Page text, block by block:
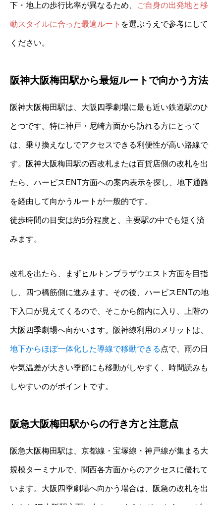
下・地上の歩行比率が異なるため、 ご自身の出発地と移
動スタイルに合った最適ルート を選ぶうえで参考にして
ください。
阪神大阪梅田駅から最短ルートで向かう方法
阪神大阪梅田駅は、大阪四季劇場に最も近い鉄道駅のひ
とつです。特に神戸・尼崎方面から訪れる方にとって
は、乗り換えなしでアクセスできる利便性が高い路線で
す。阪神大阪梅田駅の西改札または百貨店側の改札を出
たら、ハービスENT方面への案内表示を探し、地下通路
を経由して向かうルートが一般的です。
徒歩時間の目安は約5分程度と、主要駅の中でも短く済
みます。
改札を出たら、まずヒルトンプラザウエスト方面を目指
し、四つ橋筋側に進みます。その後、ハービスENTの地
下入口が見えてくるので、そこから館内に入り、上階の
大阪四季劇場へ向かいます。阪神線利用のメリットは、
地下からほぼ一体化した導線で移動できる 点で、雨の日
や気温差が大きい季節にも移動がしやすく、時間読みも
しやすいのがポイントです。
阪急大阪梅田駅からの行き方と注意点
阪急大阪梅田駅は、京都線・宝塚線・神戸線が集まる大
規模ターミナルで、関西各方面からのアクセスに優れて
います。大阪四季劇場へ向かう場合は、阪急の改札を出